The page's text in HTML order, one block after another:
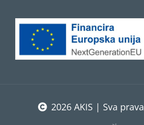
2026 AKIS | Sva